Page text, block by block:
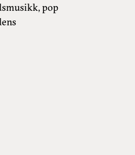
pop